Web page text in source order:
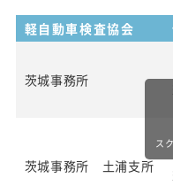
軽自動車検査協会
茨城事務所
茨城事務所 土浦支所
ス